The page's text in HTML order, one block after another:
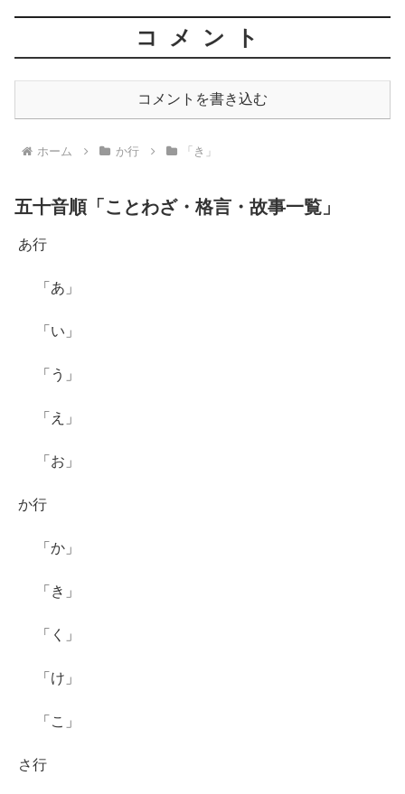
コメント
コメントを書き込む
ホーム か行 「き」
五十音順「ことわざ・格言・故事一覧」
あ行
「あ」
「い」
「う」
「え」
「お」
か行
「か」
「き」
「く」
「け」
「こ」
さ行